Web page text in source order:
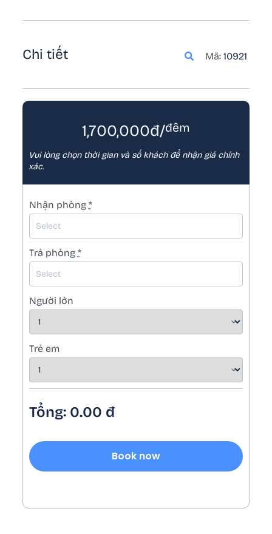
– Miễn phí em bé dưới 6 tuổi
ngày về
Chi tiết Mã: 10921
1,700,000đ/đêm
Vui lòng chọn thời gian và số khách để nhận giá chính
xác.
Nhận phòng *
Trả phòng *
Người lớn
Trẻ em
Tổng: 0.00 đ
Book now